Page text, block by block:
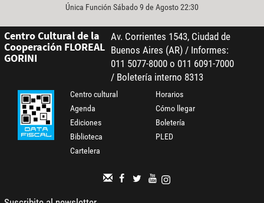
Única Función Sábado 9 de Agosto 22:30
Centro Cultural de la
Cooperación FLOREAL
GORINI
Av. Corrientes 1543, Ciudad de
Buenos Aires (AR) / Informes:
011 5077-8000 o 011 6091-7000
/ Boletería interno 8313
Centro cultural
Agenda
Ediciones
Biblioteca
Cartelera
Horarios
Cómo llegar
Boletería
PLED